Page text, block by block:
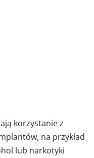
korzystanie z
na przykład
lub narkotyki